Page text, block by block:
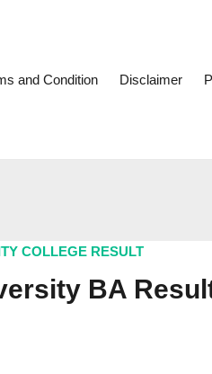
and Condition Disclaimer
COLLEGE RESULT
BA